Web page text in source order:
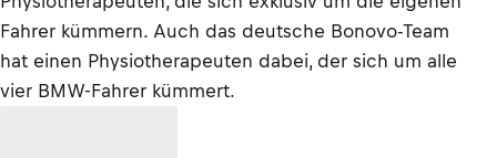
Fahrer kümmern. Auch das deutsche Bonovo-Team
hat einen Physiotherapeuten dabei, der sich um alle
vier BMW-Fahrer kümmert.